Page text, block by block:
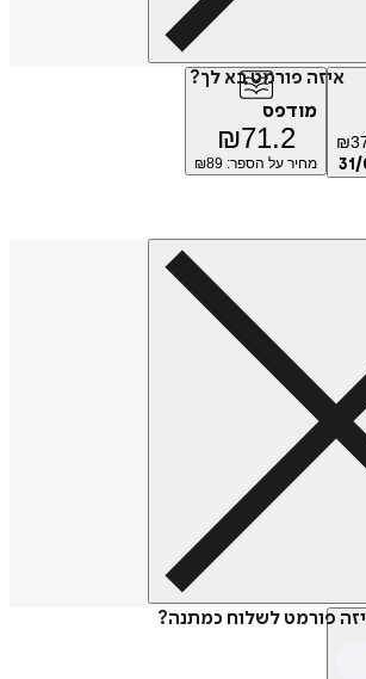
איזה פורמט בא לך?
₪
מודפס
₪71.2
מחיר על הספר: ₪ 89
פורמט לשלוח כמתנה?